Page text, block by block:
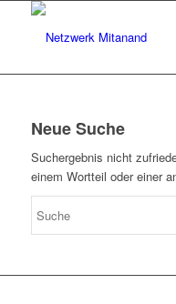
Neue Suche
Suchergebnis nicht
einem Wortteil oder einer